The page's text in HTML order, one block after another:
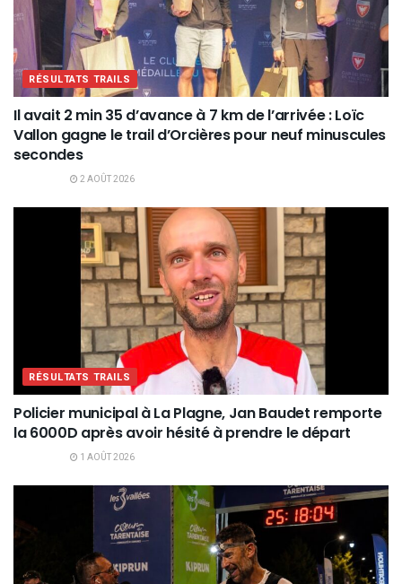
RÉSULTATS TRAILS
Il avait 2 min 35 d’avance à 7 km de l’arrivée : Loïc
Vallon gagne le trail d’Orcières pour neuf minuscules
secondes
2 AOÛT 2026
RÉSULTATS TRAILS
Policier municipal à La Plagne, Jan Baudet remporte
la 6000D après avoir hésité à prendre le départ
1 AOÛT 2026